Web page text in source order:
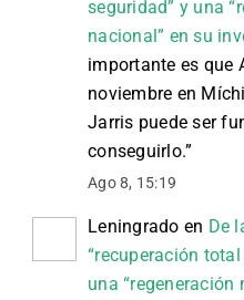
seguridad” y una
nacional” en su
importante es que
noviembre en
Jarris puede ser
conseguirlo.”
Ago 8, 15:19
Leningrado en De
“recuperación
una “regeneración